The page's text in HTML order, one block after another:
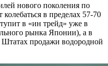
нового поколения по
в пределах 57-70
в «ин трейд» уже в
рынка Японии), а в
продажи водородной